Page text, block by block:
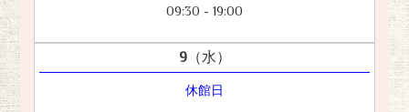
09:30 - 19:00
9（水）
休館日